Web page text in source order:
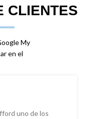
CLIENTES
My
en el
uno de los